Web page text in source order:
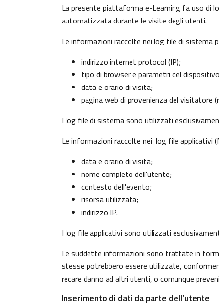
La presente piattaforma e-Learning fa uso di
automatizzata durante le visite degli utenti.
Le informazioni raccolte nei log file di sistema
indirizzo internet protocol (IP);
tipo di browser e parametri del
data e orario di visita;
pagina web di provenienza del visitatore
I log file di sistema sono utilizzati
Le informazioni raccolte nei log file applicativi
data e orario di visita;
nome completo dell'utente;
contesto dell'evento;
risorsa utilizzata;
indirizzo IP.
I log file applicativi sono utilizzati
Le suddette informazioni sono trattate in
stesse potrebbero essere utilizzate,
recare danno ad altri utenti, o comunque
Inserimento di dati da parte dell’utente